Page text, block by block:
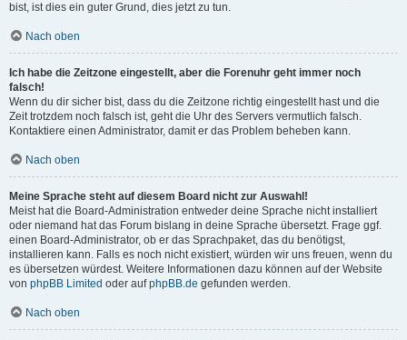
bist, ist dies ein guter Grund, dies jetzt zu tun.
Nach oben
Ich habe die Zeitzone eingestellt, aber die Forenuhr geht immer noch
falsch!
Wenn du dir sicher bist, dass du die Zeitzone richtig eingestellt hast und die
Zeit trotzdem noch falsch ist, geht die Uhr des Servers vermutlich falsch.
Kontaktiere einen Administrator, damit er das Problem beheben kann.
Nach oben
Meine Sprache steht auf diesem Board nicht zur Auswahl!
Meist hat die Board-Administration entweder deine Sprache nicht installiert
oder niemand hat das Forum bislang in deine Sprache übersetzt. Frage ggf.
einen Board-Administrator, ob er das Sprachpaket, das du benötigst,
installieren kann. Falls es noch nicht existiert, würden wir uns freuen, wenn du
es übersetzen würdest. Weitere Informationen dazu können auf der Website
von phpBB Limited oder aufphpBB.de gefunden werden.
Nach oben